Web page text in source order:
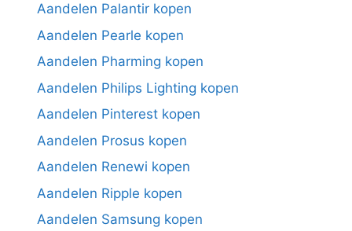
Aandelen Palantir kopen
Aandelen Pearle kopen
Aandelen Pharming kopen
Aandelen Philips Lighting kopen
Aandelen Pinterest kopen
Aandelen Prosus kopen
Aandelen Renewi kopen
Aandelen Ripple kopen
Aandelen Samsung kopen